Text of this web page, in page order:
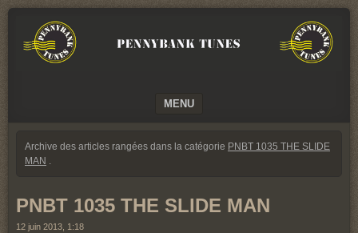
PENNYBANK
TUNES
believe
MENU
Archive des articles rangées dans la catégorie PNBT 1035 THE SLIDE
MAN .
PNBT 1035 THE SLIDE MAN
12 juin 2013, 1:18